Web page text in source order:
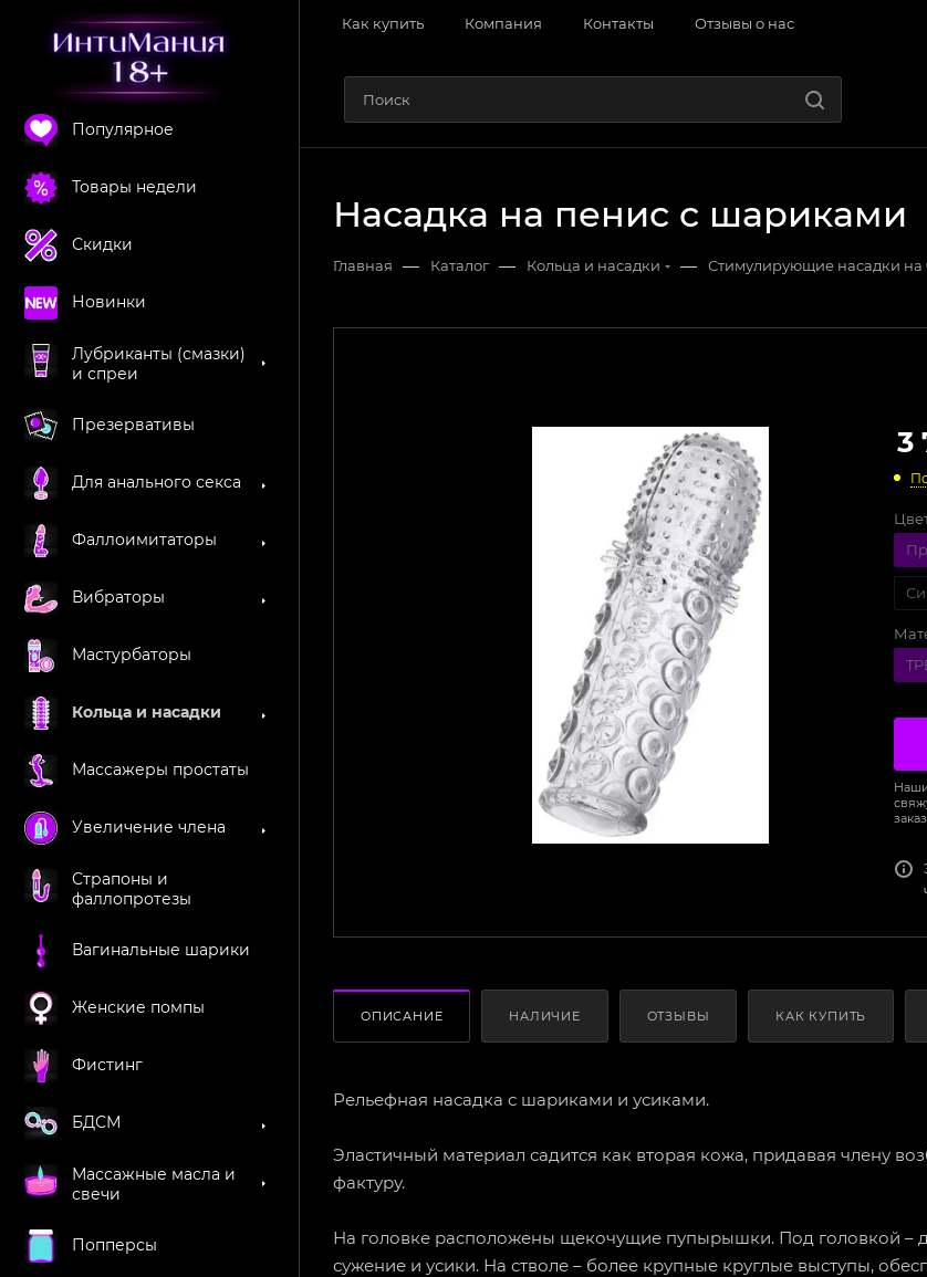
Как купить Компания Контакты Отзывы о нас
Популярное
Товары недели
Скидки
Новинки
Лубриканты (смазки)
и спреи
Презервативы
Для анального секса
Фаллоимитаторы
Вибраторы
Мастурбаторы
Кольца и насадки
Массажеры простаты
Увеличение члена
Страпоны и
фаллопротезы
Вагинальные шарики
Женские помпы
Фистинг
БДСМ
Массажные масла и
свечи
Попперсы
Насадка на пенис с шариками
Главная — Каталог — Кольца и насадки — Стимулирующие насадки на
3
ОПИСАНИЕ НАЛИЧИЕ ОТЗЫВЫ КАК КУПИТЬ
Рельефная насадка с шариками и усиками.
Эластичный материал садится как вторая кожа, придавая члену
фактуру.
На головке расположены щекочущие пупырышки. Под головкой –
сужение и усики. На стволе – более крупные круглые выступы,